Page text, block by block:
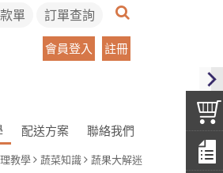
單 訂單查詢
會員登入 註冊
配送方案 聯絡我們
教學 蔬菜知識 蔬果大解迷